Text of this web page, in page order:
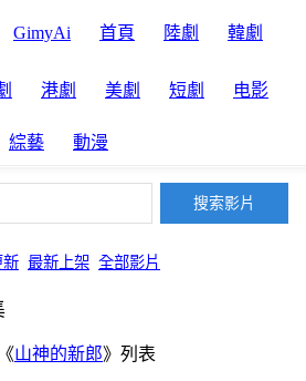
GimyAi 首頁 陸劇 韓劇
港劇 美劇 短劇 电影
綜藝 動漫
新 最新上架 全部影片
山神的新郎》列表